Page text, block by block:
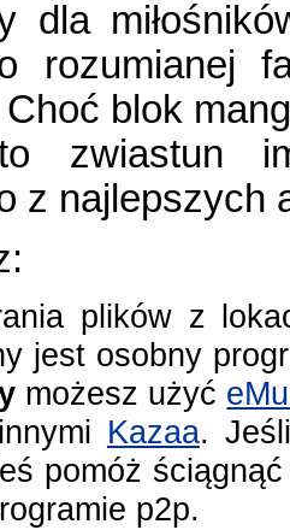
dla
rozumianej
blok
zwiastun
z najlepszych
plików z
jest osobny
możesz użyć
Kazaa.
pomóż
p2p.